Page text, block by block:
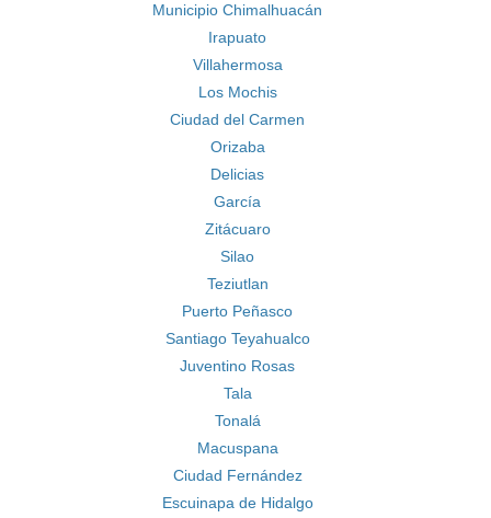
Municipio Chimalhuacán
Irapuato
Villahermosa
Los Mochis
Ciudad del Carmen
Orizaba
Delicias
García
Zitácuaro
Silao
Teziutlan
Puerto Peñasco
Santiago Teyahualco
Juventino Rosas
Tala
Tonalá
Macuspana
Ciudad Fernández
Escuinapa de Hidalgo